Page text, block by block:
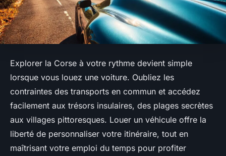
Explorer la Corse à votre rythme devient simple
lorsque vous louez une voiture. Oubliez les
contraintes des transports en commun et accédez
facilement aux trésors insulaires, des plages secrètes
aux villages pittoresques. Louer un véhicule offre la
liberté de personnaliser votre itinéraire, tout en
maîtrisant votre emploi du temps pour profiter